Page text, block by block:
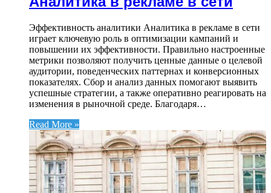
Эффективность аналитики Аналитика в рекламе в сети
играет ключевую роль в оптимизации кампаний и
повышении их эффективности. Правильно настроенные
метрики позволяют получить ценные данные о целевой
аудитории, поведенческих паттернах и конверсионных
показателях. Сбор и анализ данных помогают выявить
успешные стратегии, а также оперативно реагировать на
изменения в рыночной среде. Благодаря…
Read More »